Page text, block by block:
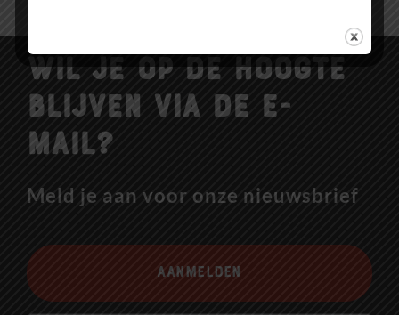
Wil je op de hoogte
blijven via de e-
mail?
Meld je aan voor onze nieuwsbrief
Aanmelden